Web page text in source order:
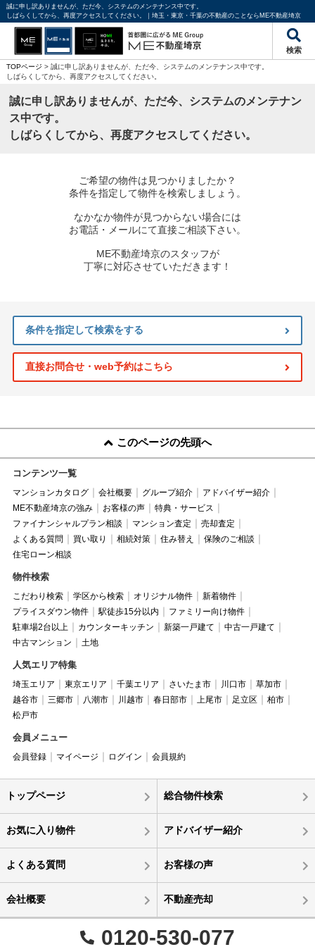
誠に申し訳ありませんが、ただ今、システムのメンテナンス中です。
しばらくしてから、再度アクセスしてください。｜埼玉・東京・千葉の不動産のことならME不動産埼京
検索
TOPページ > 誠に申し訳ありませんが、ただ今、システムのメンテナンス中です。
しばらくしてから、再度アクセスしてください。
誠に申し訳ありませんが、ただ今、システムのメンテナン
ス中です。
しばらくしてから、再度アクセスしてください。
ご希望の物件は見つかりましたか？
条件を指定して物件を検索しましょう。
なかなか物件が見つからない場合には
お電話・メールにて直接ご相談下さい。
ME不動産埼京のスタッフが
丁寧に対応させていただきます！
条件を指定して検索をする
直接お問合せ・web予約はこちら
このページの先頭へ
コンテンツ一覧
マンションカタログ 会社概要 グループ紹介
アドバイザー紹介
ME不動産埼京の強み
お客様の声
特典・サービス
ファイナンシャルプラン相談
マンション査定
売却査定
よくある質問
買い取り 相続対策 住み替え
保険のご相談
住宅ローン相談
物件検索
こだわり検索 学区から検索 オリジナル物件
新着物件
プライスダウン物件
駅徒歩15分以内
ファミリー向け物件
駐車場2台以上
カウンターキッチン 新築一戸建て
中古一戸建て
中古マンション
土地
人気エリア特集
埼玉エリア 東京エリア 千葉エリア さいたま市 川口市
草加市
越谷市
三郷市 八潮市 川越市 春日部市 上尾市 足立区
柏市
松戸市
会員メニュー
会員登録 マイページ ログイン 会員規約
トップページ 総合物件検索
お気に入り物件 アドバイザー紹介
よくある質問 お客様の声
会社概要 不動産売却
0120-530-077